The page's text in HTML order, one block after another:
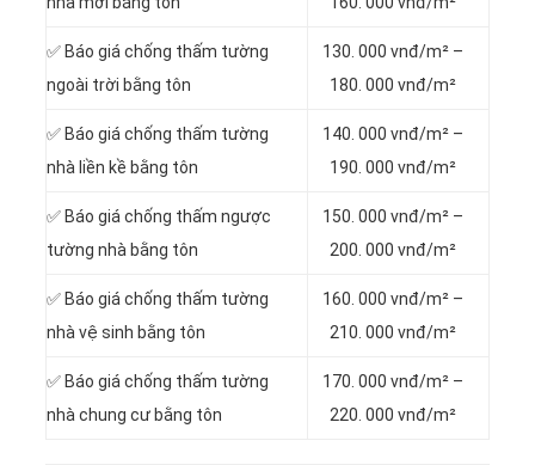
✅ Báo giá chống thấm tường
ngoài trời bằng tôn
130. 000 vnđ/m² –
180. 000 vnđ/m²
✅ Báo giá chống thấm tường
nhà liền kề bằng tôn
140. 000 vnđ/m² –
190. 000 vnđ/m²
✅ Báo giá chống thấm ngược
tường nhà bằng tôn
150. 000 vnđ/m² –
200. 000 vnđ/m²
✅ Báo giá chống thấm tường
nhà vệ sinh bằng tôn
160. 000 vnđ/m² –
210. 000 vnđ/m²
✅ Báo giá chống thấm tường
nhà chung cư bằng tôn
170. 000 vnđ/m² –
220. 000 vnđ/m²